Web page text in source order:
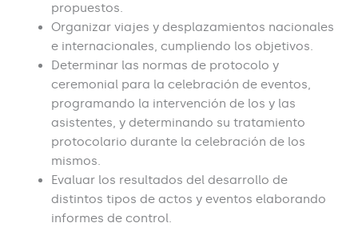
propuestos.
Organizar viajes y desplazamientos nacionales
e internacionales, cumpliendo los objetivos.
Determinar las normas de protocolo y
ceremonial para la celebración de eventos,
programando la intervención de los y las
asistentes, y determinando su tratamiento
protocolario durante la celebración de los
mismos.
Evaluar los resultados del desarrollo de
distintos tipos de actos y eventos elaborando
informes de control.